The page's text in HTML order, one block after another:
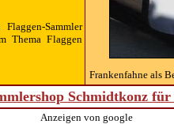
Sammler
Thema Flaggen
Frankenfahne als
Schmidtkonz
Anzeigen von google